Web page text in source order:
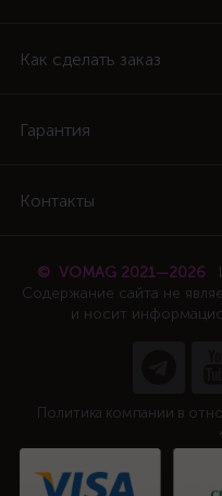
Как сделать заказ
Гарантия
Контакты
© VOMAG 2021—2026
Содержание сайта не
и носит
Политика компании в